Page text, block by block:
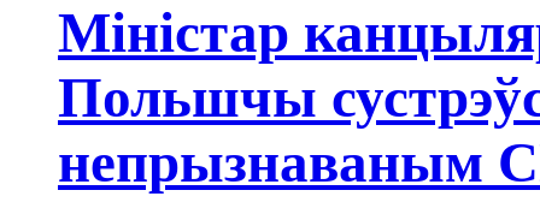
Міністар
Польшчы
непрызнаваным